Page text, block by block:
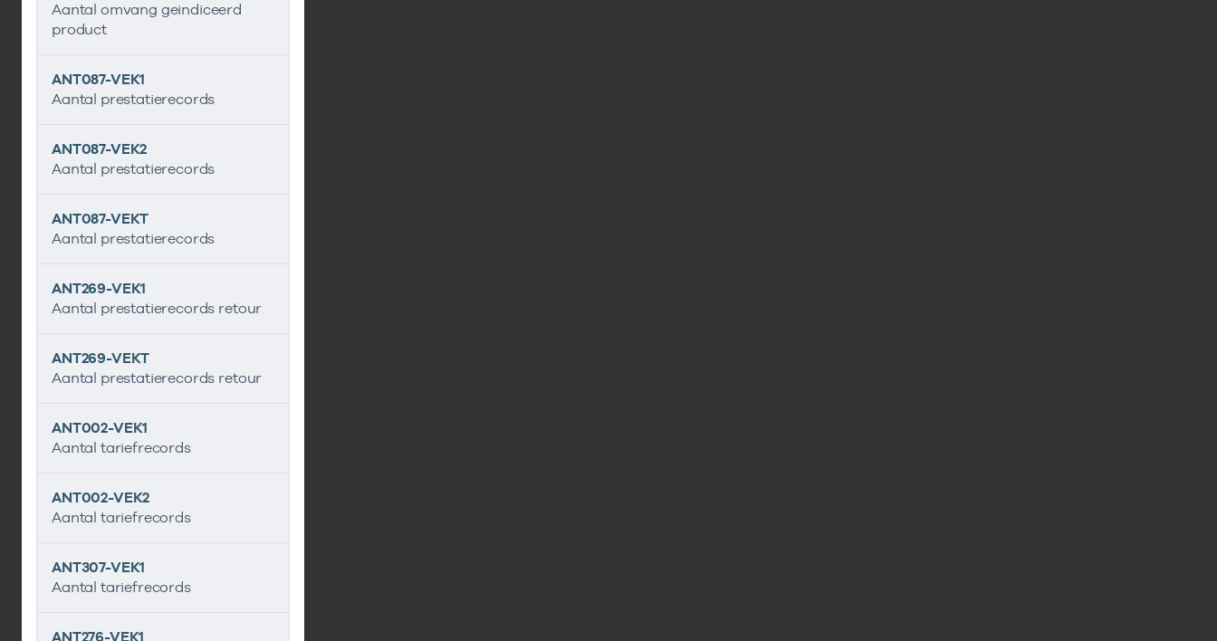
Aantal omvang geindiceerd
product
ANT087-VEK1
Aantal prestatierecords
ANT087-VEK2
Aantal prestatierecords
ANT087-VEKT
Aantal prestatierecords
ANT269-VEK1
Aantal prestatierecords retour
ANT269-VEKT
Aantal prestatierecords retour
ANT002-VEK1
Aantal tariefrecords
ANT002-VEK2
Aantal tariefrecords
ANT307-VEK1
Aantal tariefrecords
ANT276-VEK1